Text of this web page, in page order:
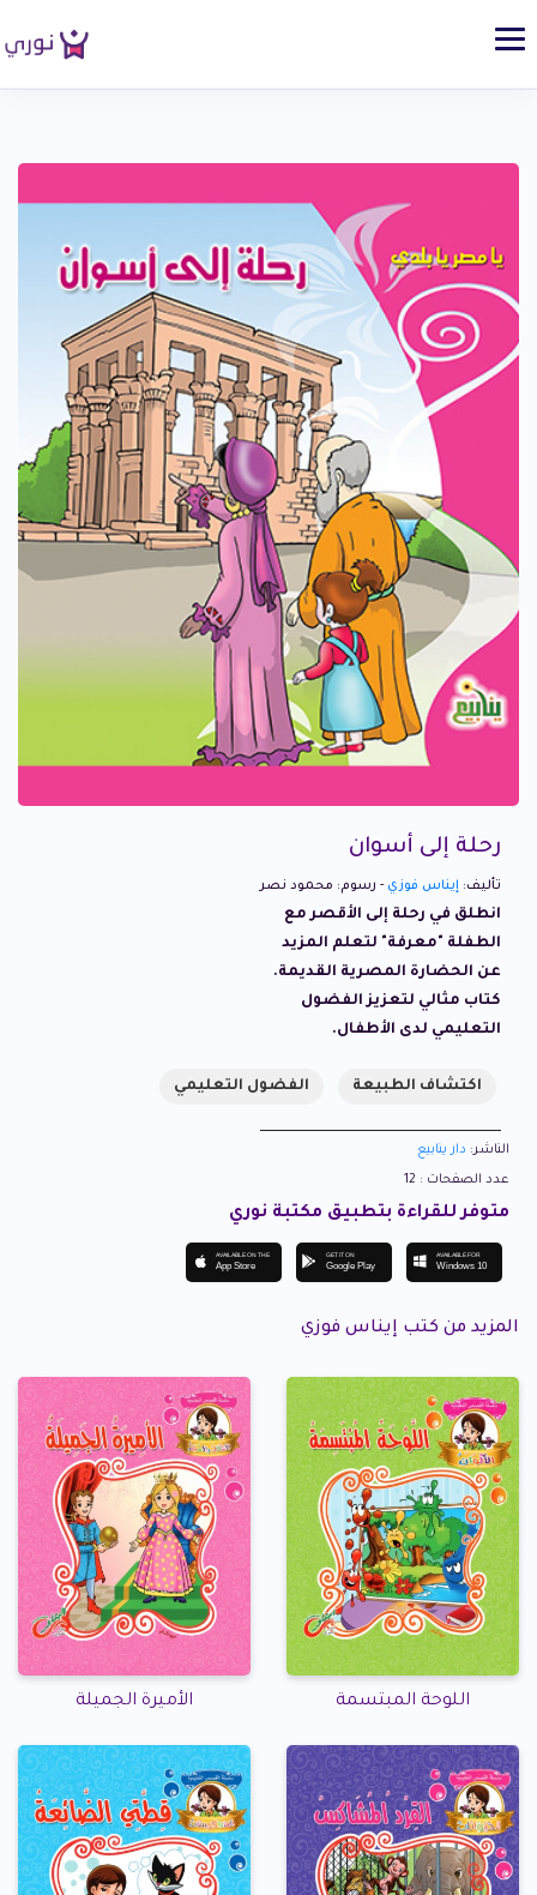
رحلة إلى أسوان
تأليف: إيناس فوزي - رسوم: محمود نصر
انطلق في رحلة إلى الأقصر مع
الطفلة "معرفة" لتعلم المزيد
عن الحضارة المصرية القديمة.
كتاب مثالي لتعزيز الفضول
التعليمي لدى الأطفال.
اكتشاف الطبيعة الفضول التعليمي
الناشر: دار ينابيع
عدد الصفحات : 12
متوفر للقراءة بتطبيق مكتبة نوري
AVAILABLE ON THE
App Store
GET IT ON
Google Play
AVAILABLE FOR
Windows 10
المزيد من كتب إيناس فوزي
اللوحة المبتسمة الأميرة الجميلة